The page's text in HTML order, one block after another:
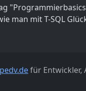
man mit T-SQL
für Entwickler,